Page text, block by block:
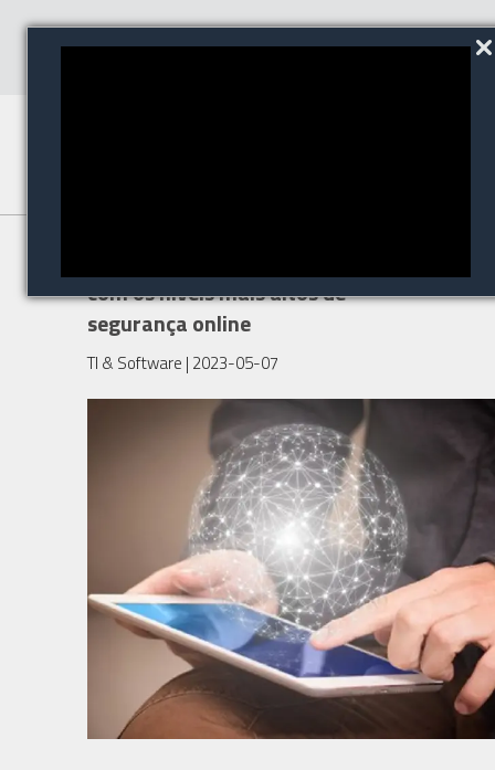
com os níveis mais altos de
segurança online
TI & Software | 2023-05-07